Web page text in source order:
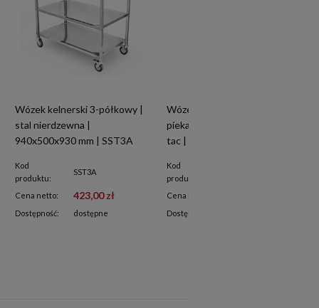
Wózek kelnerski 3-półkowy |
stal nierdzewna |
940x500x930 mm | SST3A
Kod
produktu:
SST3A
Cena netto: 423,00 zł
Dostępność: dostępne
Wózek transportowy do blach
piekarniczych, cukierniczych,
tac | RT6415 | 15x600x400mm
Kod
produktu:
Cena netto:
Dostępność: